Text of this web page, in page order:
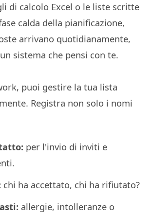
di calcolo Excel o le liste scritte
calda della pianificazione,
arrivano quotidianamente,
sistema che pensi con te.
puoi gestire la tua lista
Registra non solo i nomi
per l'invio di inviti e
chi ha accettato, chi ha rifiutato?
allergie, intolleranze o